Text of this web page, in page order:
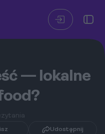
— lokalne
Udostępnij